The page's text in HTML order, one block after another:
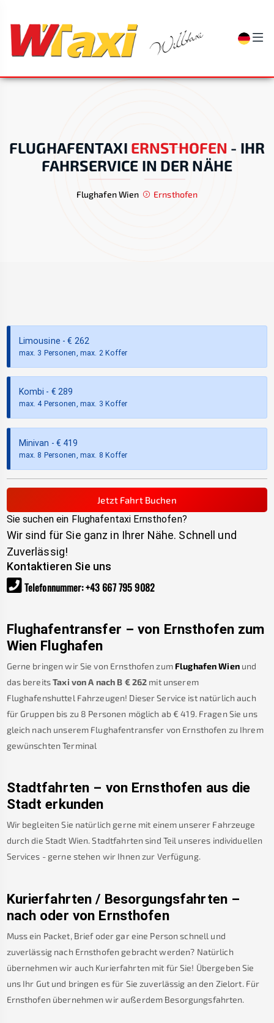
FLUGHAFENTAXI ERNSTHOFEN - IHR
FAHRSERVICE IN DER NÄHE
Flughafen Wien Ernsthofen
Limousine - € 262
max. 3 Personen, max. 2 Koffer
Kombi - € 289
max. 4 Personen, max. 3 Koffer
Minivan - € 419
max. 8 Personen, max. 8 Koffer
Jetzt Fahrt Buchen
Sie suchen ein Flughafentaxi Ernsthofen?
Wir sind für Sie ganz in Ihrer Nähe. Schnell und
Zuverlässig!
Kontaktieren Sie uns
Telefonnummer:+43 667 795 9082
Flughafentransfer – von Ernsthofen zum
Wien Flughafen
Gerne bringen wir Sie von Ernsthofen zum Flughafen Wien und
das bereitsTaxi von A nach B €262 mit unserem
Flughafenshuttel Fahrzeugen! Dieser Service ist natürlich auch
für Gruppen bis zu 8 Personen möglich ab € 419. Fragen Sie uns
gleich nach unserem Flughafentransfer von Ernsthofen zu Ihrem
gewünschten Terminal
Stadtfahrten – von Ernsthofen aus die
Stadt erkunden
Wir begleiten Sie natürlich gerne mit einem unserer Fahrzeuge
durch die Stadt Wien. Stadtfahrten sind Teil unseres individuellen
Services - gerne stehen wir Ihnen zur Verfügung.
Kurierfahrten / Besorgungsfahrten –
nach oder von Ernsthofen
Muss ein Packet, Brief oder gar eine Person schnell und
zuverlässig nach Ernsthofen gebracht werden? Natürlich
übernehmen wir auch Kurierfahrten mit für Sie! Übergeben Sie
uns Ihr Gut und bringen es für Sie zuverlässig an den Zielort. Für
Ernsthofen übernehmen wir außerdem Besorgungsfahrten.